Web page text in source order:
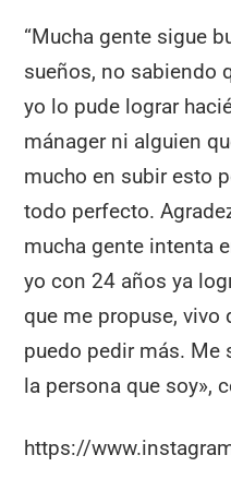
“Mucha gente sigue
sueños, no sabiendo
yo lo pude lograr
mánager ni alguien
mucho en subir esto
todo perfecto.
mucha gente intenta
yo con 24 años ya
que me propuse, vivo
puedo pedir más. Me
la persona que soy»,
https://